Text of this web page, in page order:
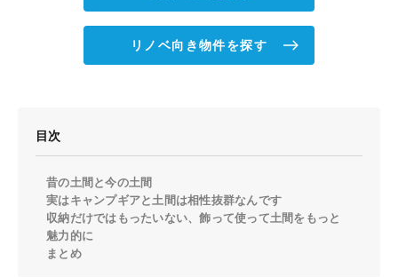
リノベ向き物件を探す
目次
昔の土間と今の土間
実はキャンプギアと土間は相性抜群なんです
収納だけではもったいない、飾って使って土間をもっと
魅力的に
まとめ